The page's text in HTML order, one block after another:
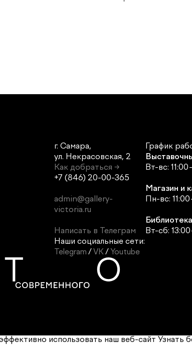
г. Самара,
ул. Некрасовская, 2
Как добраться →
+7 (846) 20-00-365
admin@gallery-
victoria.ru
Написать в Телеграм
Наши социальные сети:
Telegram /VK/ Youtube
График
Вт-вс:
Магазин и
Пн-вс:
Библиотека
Вт-сб:
использовать наш веб-сайт Узнать